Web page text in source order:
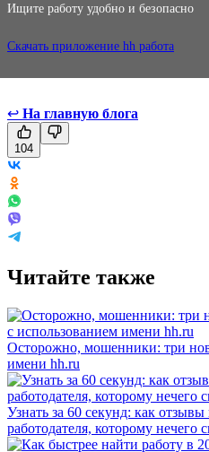
Ищите работу удобно и безопасно
Скачать приложение hh работа
↩ На главную блога
104
Читайте также
Осторожно, мошенники: три
имени hh.ru
Узнать за 60 секунд: как
работодателя, которому нечего